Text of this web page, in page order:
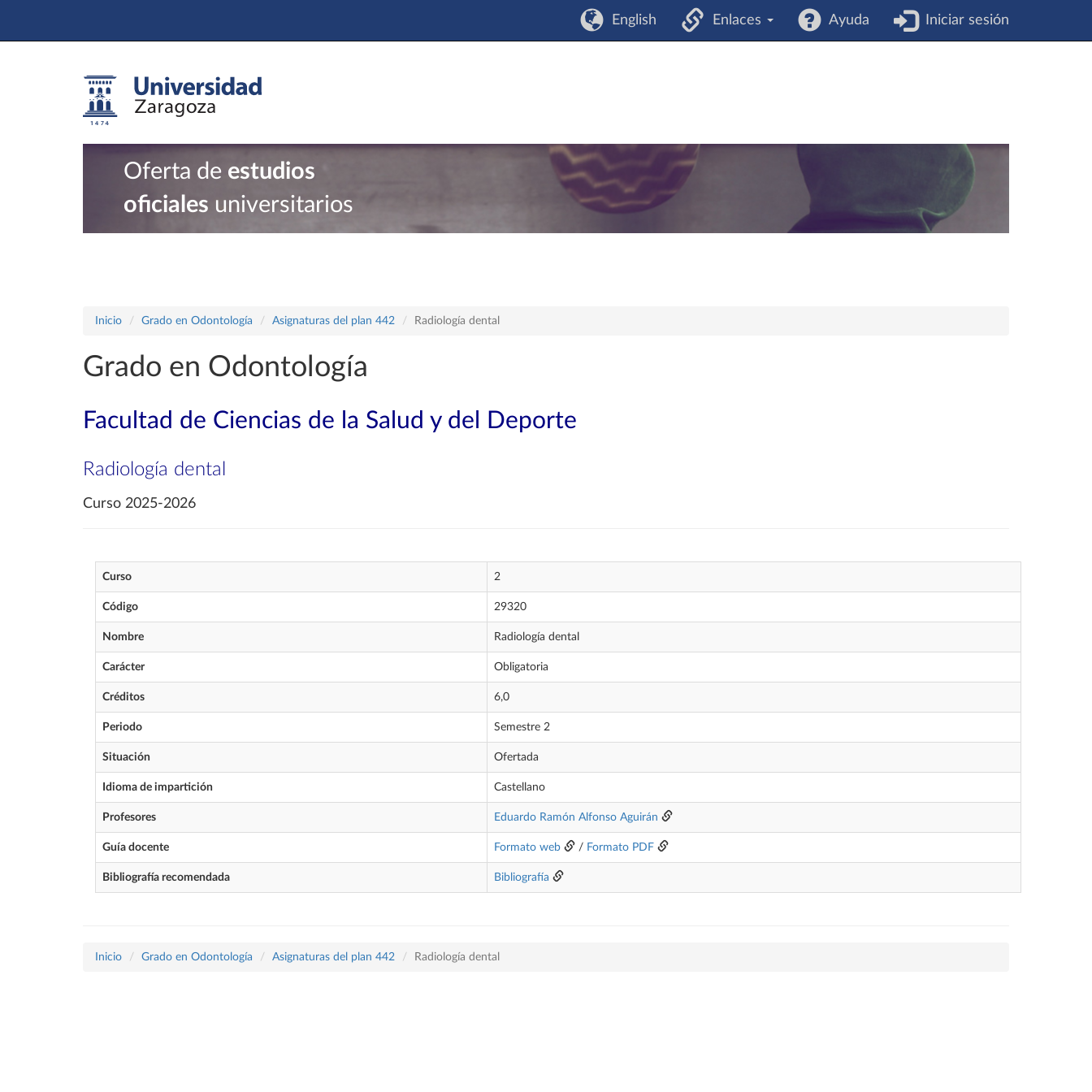
English Enlaces Ayuda Iniciar sesión
Oferta de estudios
oficiales universitarios
Inicio Grado en Odontología Asignaturas del plan 442 Radiología dental
Grado en Odontología
Facultad de Ciencias de la Salud y del Deporte
Radiología dental
Curso 2025-2026
Curso 2
Código 29320
Nombre Radiología dental
Carácter Obligatoria
Créditos 6,0
Periodo Semestre 2
Situación Ofertada
Idioma de impartición Castellano
Profesores Eduardo Ramón Alfonso Aguirán
Guía docente Formato web / Formato PDF
Bibliografía recomendada Bibliografía
Inicio Grado en Odontología Asignaturas del plan 442 Radiología dental